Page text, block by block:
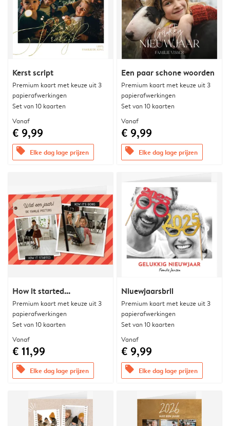
Kerst script
Premium kaart met keuze uit 3
papierafwerkingen
Set van 10 kaarten
Vanaf
€ 9,99
offers Elke dag lage prijzen
Een paar schone woorden
Premium kaart met keuze uit 3
papierafwerkingen
Set van 10 kaarten
Vanaf
€ 9,99
offers Elke dag lage prijzen
How it started...
Premium kaart met keuze uit 3
papierafwerkingen
Set van 10 kaarten
Vanaf
€ 11,99
offers Elke dag lage prijzen
Niuewjaarsbril
Premium kaart met keuze uit 3
papierafwerkingen
Set van 10 kaarten
Vanaf
€ 9,99
offers Elke dag lage prijzen